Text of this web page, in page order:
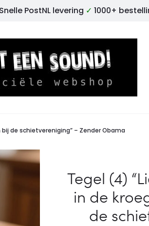
Snelle PostNL levering ✓ 1000+
de schietvereniging” – Zender Obama
Tegel (4)
in de
de